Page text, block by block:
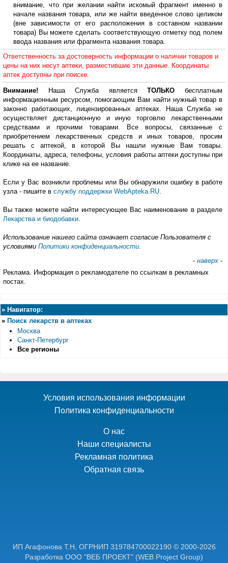
внимание, что при желании найти искомый фрагмент именно в
начале названия товара, или же найти введенное слово целиком
(вне зависимости от его расположения в составном названии
товара) Вы можете сделать соответствующую отметку под полем
ввода названия или фрагмента названия товара.
Ответственность за достоверность информации о наличии товаров и
цены на них несут аптеки, разместившие эти данные. Координаты
аптек доступны при поиске.
Внимание! Наша Служба являетсяТОЛЬКО бесплатным
информационным ресурсом, помогающим Вам найти нужный товар в
законно работающих, лицензированных аптеках. Наша Служба не
осуществляет дистанционную и иную торговлю лекарственными
средствами и прочими товарами. Все вопросы, связанные с
приобретением лекарственных средств и иных товаров, просим
решать с аптекой, в которой Вы нашли нужные Вам товары.
Координаты, адреса, телефоны, условия работы аптеки доступны при
клике на ее название.
Если у Вас возникли проблемы или Вы обнаружили ошибку в работе
узла - пишите в службу поддержки WebApteka.RU
Вы также можете найти интересующее Вас наименование в разделе
Лекарства и биодобавки
Использование нашего сайта означает согласие Пользователя с
условиями Политики конфиденциальности
- наверх -
Реклама. Информация о рекламодателе по ссылкам в рекламных
постах.
» Навигатор:
» Поиск лекарств в аптеках
Москва
Санкт-Петербург
Все регионы
Условия использования информации
Политика конфиденциальности
О нас
Наши специалисты
Рекламная политика
Обратная связь
ИП Агафонова Т.Н, ОГРНИП 319784700022190 © 2000-2026
Разработка ООО "ВЕБ ПРОЕКТ" (WEB Project Group)